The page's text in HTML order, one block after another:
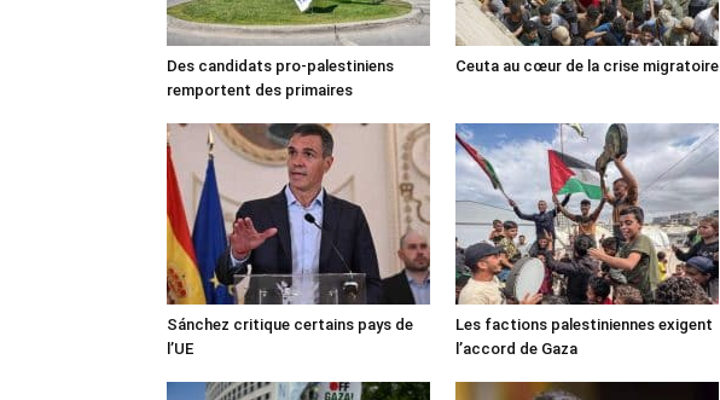
Des candidats pro-palestiniens
remportent des primaires
Ceuta au cœur de la crise migratoire
Sánchez critique certains pays de
l’UE
Les factions palestiniennes exigent
l’accord de Gaza